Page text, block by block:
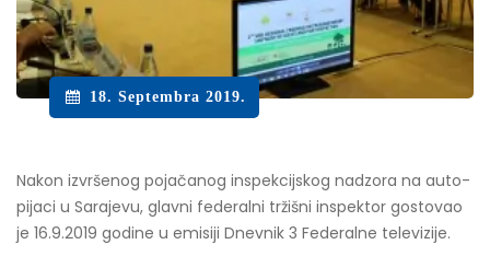
18. Septembra 2019.
Nakon izvršenog pojačanog inspekcijskog nadzora na auto-
pijaci u Sarajevu, glavni federalni tržišni inspektor gostovao
je 16.9.2019 godine u emisiji Dnevnik 3 Federalne televizije.